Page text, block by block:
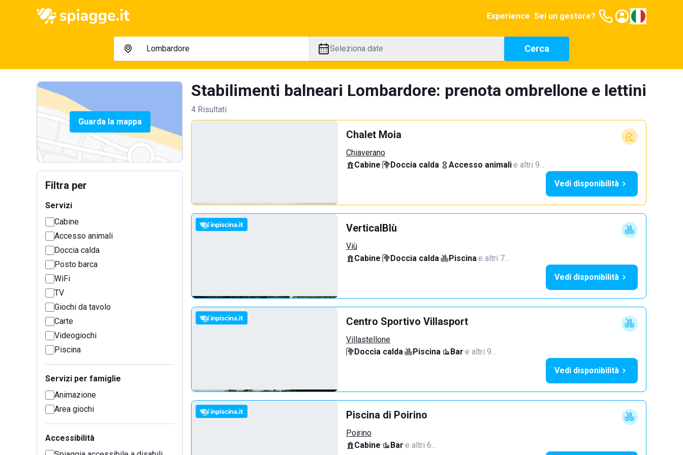
Experience Sei un gestore?
Seleziona date Cerca
Guarda la mappa
Filtra per
Servizi
Cabine
Accesso animali
Doccia calda
Posto barca
WiFi
TV
Giochi da tavolo
Carte
Videogiochi
Piscina
Servizi per famiglie
Animazione
Area giochi
Accessibilità
Stabilimenti balneari Lombardore: prenota ombrellone e lettini
4 Risultati
Chalet Moia
Chiaverano
Cabine· Doccia calda· Accesso animali·e altri 9…
Vedi disponibilità
VerticalBlù
Viù
Cabine· Doccia calda· Piscina·e altri 7…
Vedi disponibilità
Centro Sportivo Villasport
Villastellone
Doccia calda· Piscina· Bar·e altri 9…
Vedi disponibilità
Piscina di Poirino
Poirino
Cabine· Bar·e altri 6…